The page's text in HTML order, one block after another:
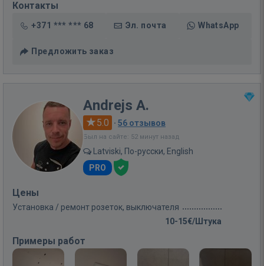
Контакты
+371 *** *** 68 Эл. почта WhatsApp
Предложить заказ
Andrejs A.
5.0 · 56 отзывов
Был на сайте: 52 минут назад
Latviski, По-русски, English
PRO
Цены
Установка / ремонт розеток, выключателя
10-15€/Штука
Примеры работ